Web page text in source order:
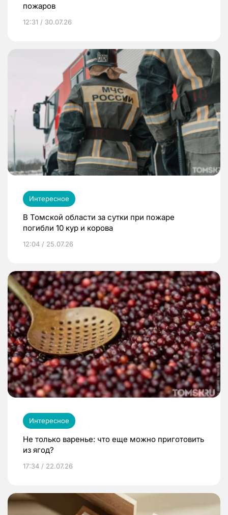
пожаров
12:31 / 30.07.26
Интересное
В Томской области за сутки при пожаре
погибли 10 кур и корова
12:04 / 25.07.26
Интересное
Не только варенье: что еще можно приготовить
из ягод?
17:34 / 22.07.26